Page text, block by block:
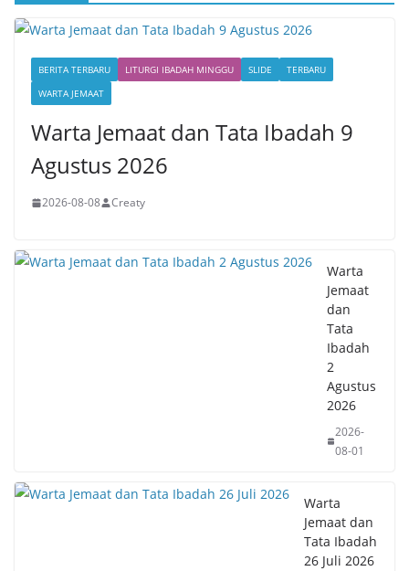
BERITA TERBARU LITURGI IBADAH MINGGU SLIDE
TERBARU
WARTA JEMAAT
Warta Jemaat dan Tata Ibadah 9
Agustus 2026
2026-08-08 Creaty
Warta
Jemaat
dan
Tata
Ibadah
2
Agustus
2026
2026-
08-01
Warta
Jemaat dan
Tata Ibadah
26 Juli 2026